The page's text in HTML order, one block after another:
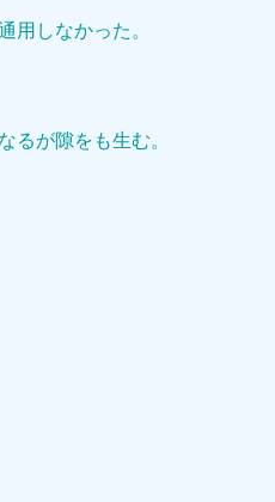
用しなかった。
るが隙をも生む。